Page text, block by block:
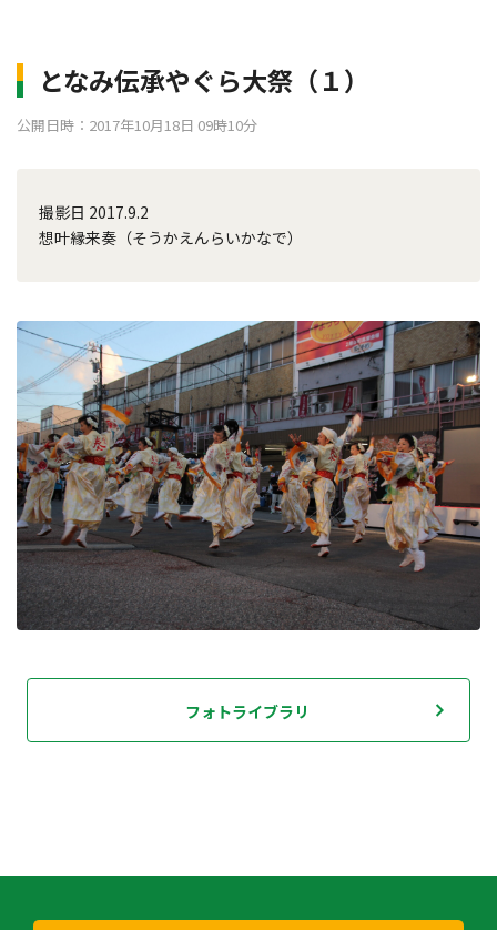
となみ伝承やぐら大祭（１）
公開日時：2017年10月18日 09時10分
撮影日 2017.9.2
想叶縁来奏（そうかえんらいかなで）
フォトライブラリ